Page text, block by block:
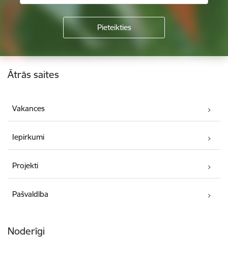
Kājene
Ātrās saites
Vakances
Iepirkumi
Projekti
Pašvaldība
Noderīgi